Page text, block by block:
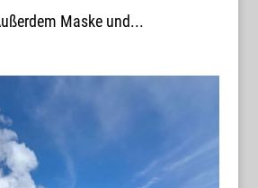
Maske und...